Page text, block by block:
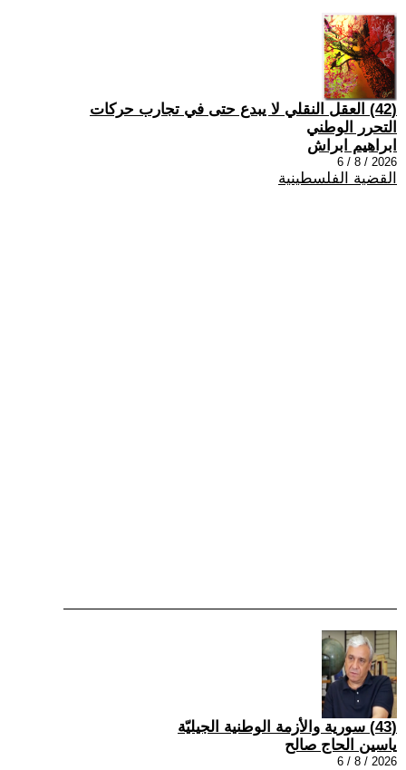
(42) العقل النقلي لا يبدع حتى في تجارب حركات
التحرر الوطني
ابراهيم ابراش
2026 / 8 / 6
القضية الفلسطينية
(43) سورية والأزمة الوطنية الجيليّة
ياسين الحاج صالح
2026 / 8 / 6